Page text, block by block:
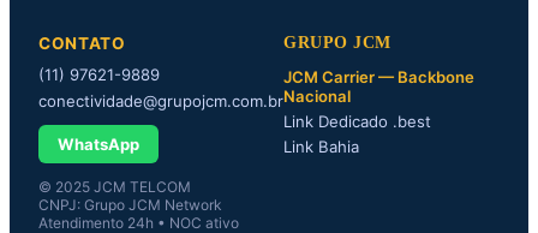
CONTATO
(11) 97621-9889
conectividade@grupojcm.com.br
WhatsApp
© 2025 JCM TELCOM
CNPJ: Grupo JCM Network
Atendimento 24h • NOC ativo
GRUPO JCM
JCM Carrier — Backbone
Nacional
Link Dedicado .best
Link Bahia